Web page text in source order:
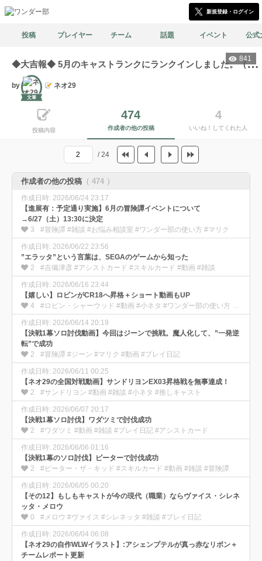
新規登録・ログイン
投稿 プレイヤー チーム 話題 イベント 公式
841◆
大吉報◆ 5月のキャストランクにランクインしました。（しかも2キャスト）
by
文筆
ネオ29
投稿内容
474
作成者の他の投稿
4
いいね！してくれた人
/ 24
作成者の他の投稿 （ 474 ）
作成日時: 2026/06/24 23:17
【進展有：予定通り実施】6月の冒険譚イベントについて
→6/27（土）13:30に決定
3
#冒険譚 #雑談 #お悩み相談室 #ワンダー部の使い方 #マリク
作成日時: 2026/06/22 23:56
”エラッタ”という言葉は、SEGAのゲームから知った
2
#吉備津彦 #アシストカード #スキルカード #動画 #雑談
作成日時: 2026/06/16 23:44
【嬉しい】ロビンがCR18へ昇格＋ショート動画もUP
4
#ロビン・シャーウッド #動画 #小ネタ #ワンダー部の使い方 #初心者向け
作成日時: 2026/06/14 20:19
【決戦1幕ソロ討伐動画】今回はジーンで挑戦。魔人化して、”一発逆
転”で成功
2
#冒険譚 #ジーン #マリク #動画 #プレイ日記
作成日時: 2026/06/11 00:25
【ネオ29の全国対戦動画】サンドリヨンEX03昇格戦を無事達成！
2
#サンドリヨン #動画 #雑談 #小ネタ #推しキャスト
作成日時: 2026/06/07 20:17
【決戦1幕ソロ討伐】ワダツミで討伐成功
2
#ワダツミ #動画 #雑談 #プレイ日記 #アシストカード
作成日時: 2026/06/06 01:16
【決戦1幕のソロ討伐】ピーターで討伐成功
2
#ピーター・ザ・キッド #スキルカード #動画 #雑談 #冒険譚
作成日時: 2026/06/05 00:20
【その12】もしもキャストが今の現代（職業）ならヴァイス・シレネ
ッタ・メロウ
0
#メロウ #ヴァイス #シレネッタ #雑談 #プレイ日記
作成日時: 2026/06/04 06:08
【ネオ29の自作WLWイラスト】:アシェンプテルが真っ赤なリボン＋
チームレポート更新